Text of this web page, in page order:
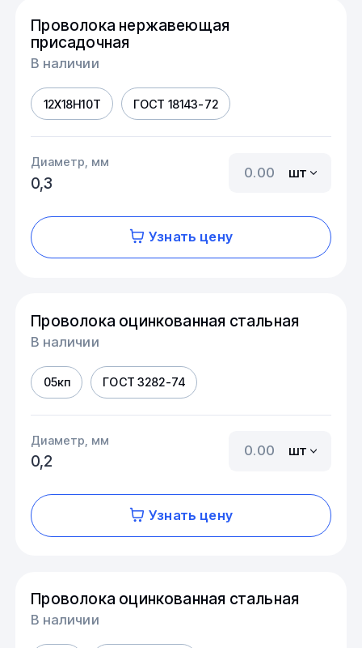
Проволока нержавеющая
присадочная
В наличии
12Х18Н10Т ГОСТ 18143-72
Диаметр, мм
0,3
шт
Узнать цену
Проволока оцинкованная стальная
В наличии
05кп ГОСТ 3282-74
Диаметр, мм
0,2
шт
Узнать цену
Проволока оцинкованная стальная
В наличии